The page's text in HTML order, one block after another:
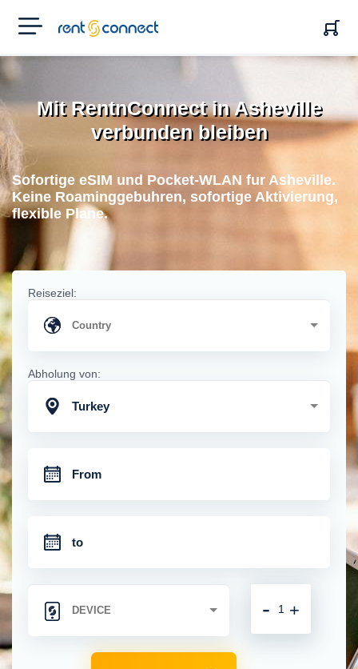
RENT'N
CONNECT
Mit RentnConnect in Asheville
verbunden bleiben
Sofortige eSIM und Pocket-WLAN fur Asheville.
Keine Roaminggebuhren, sofortige Aktivierung,
flexible Plane.
Reiseziel:
Abholung von:
Turkey
+
-